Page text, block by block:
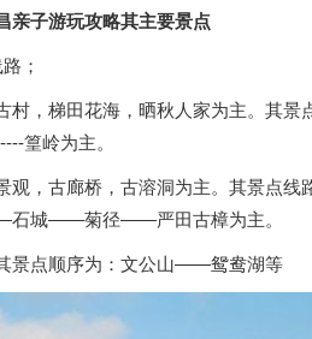
亲子游玩攻略其主要景点
；
村，梯田花海，晒秋人家为主。其
岭为主。
观，古廊桥，古溶洞为主。其景点
城——菊径——严田古樟为主。
景点顺序为：文公山——鸳鸯湖等